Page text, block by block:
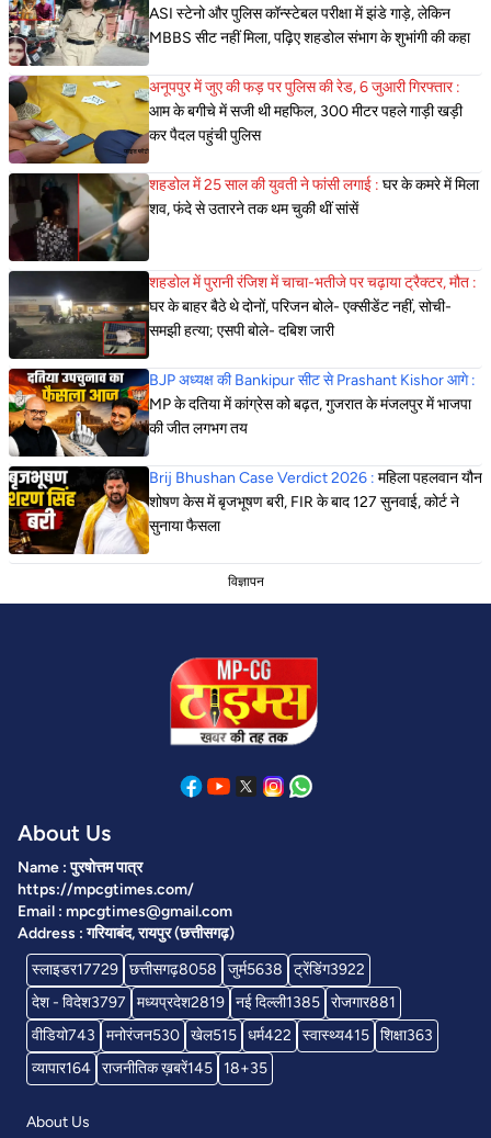
ASI स्टेनो और पुलिस कॉन्स्टेबल परीक्षा में झंडे गाड़े, लेकिन
MBBS सीट नहीं मिला, पढ़िए शहडोल संभाग के शुभांगी की कहा
अनूपपुर में जुए की फड़ पर पुलिस की रेड, 6 जुआरी गिरफ्तार :
आम के बगीचे में सजी थी महफिल, 300 मीटर पहले गाड़ी खड़ी
कर पैदल पहुंची पुलिस
शहडोल में 25 साल की युवती ने फांसी लगाई : घर के कमरे में मिला
शव, फंदे से उतारने तक थम चुकी थीं सांसें
शहडोल में पुरानी रंजिश में चाचा-भतीजे पर चढ़ाया ट्रैक्टर, मौत :
घर के बाहर बैठे थे दोनों, परिजन बोले- एक्सीडेंट नहीं, सोची-
समझी हत्या; एसपी बोले- दबिश जारी
BJP अध्यक्ष की Bankipur सीट से Prashant Kishor आगे :
MP के दतिया में कांग्रेस को बढ़त, गुजरात के मंजलपुर में भाजपा
की जीत लगभग तय
Brij Bhushan Case Verdict 2026 : महिला पहलवान यौन
शोषण केस में बृजभूषण बरी, FIR के बाद 127 सुनवाई, कोर्ट ने
सुनाया फैसला
विज्ञापन
About Us
Name : पुरषोत्तम पात्र
https://mpcgtimes.com/
Email : mpcgtimes@gmail.com
Address : गरियाबंद, रायपुर (छत्तीसगढ़)
स्लाइडर17729 छत्तीसगढ़8058 जुर्म5638 ट्रेंडिंग3922
देश - विदेश3797 मध्यप्रदेश2819 नई दिल्ली1385 रोजगार881
वीडियो743 मनोरंजन530 खेल515 धर्म422 स्वास्थ्य415 शिक्षा363
व्यापार164 राजनीतिक ख़बरें145 18+35
About Us